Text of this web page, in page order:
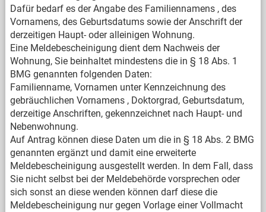
Dafür bedarf es der Angabe des Familiennamens , des
Vornamens, des Geburtsdatums sowie der Anschrift der
derzeitigen Haupt- oder alleinigen Wohnung.
Eine Meldebescheinigung dient dem Nachweis der
Wohnung, Sie beinhaltet mindestens die in § 18 Abs. 1
BMG genannten folgenden Daten:
Familienname, Vornamen unter Kennzeichnung des
gebräuchlichen Vornamens , Doktorgrad, Geburtsdatum,
derzeitige Anschriften, gekennzeichnet nach Haupt- und
Nebenwohnung.
Auf Antrag können diese Daten um die in § 18 Abs. 2 BMG
genannten ergänzt und damit eine erweiterte
Meldebescheinigung ausgestellt werden. In dem Fall, dass
Sie nicht selbst bei der Meldebehörde vorsprechen oder
sich sonst an diese wenden können darf diese die
Meldebescheinigung nur gegen Vorlage einer Vollmacht